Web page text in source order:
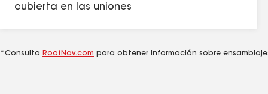
Para obtener los mejores resultados, usa una
cubierta en las uniones
*Consulta RoofNav.com para obtener información sobre